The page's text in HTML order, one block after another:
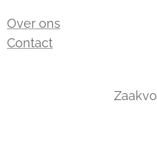
Over ons
Contact